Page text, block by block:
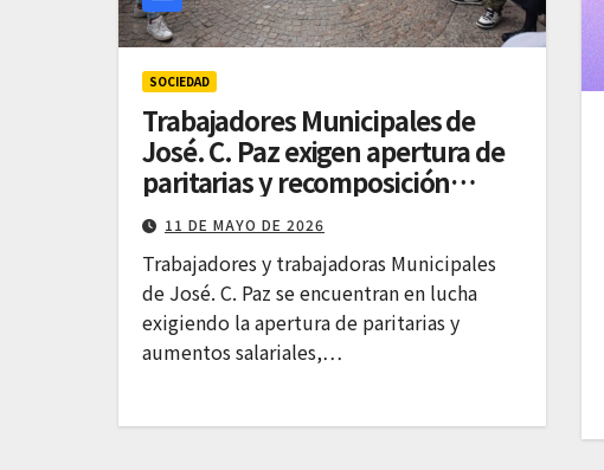
SOCIEDAD
Trabajadores Municipales de
José. C. Paz exigen apertura de
paritarias y recomposición
salarial
11 DE MAYO DE 2026
Trabajadores y trabajadoras Municipales
de José. C. Paz se encuentran en lucha
exigiendo la apertura de paritarias y
aumentos salariales,…